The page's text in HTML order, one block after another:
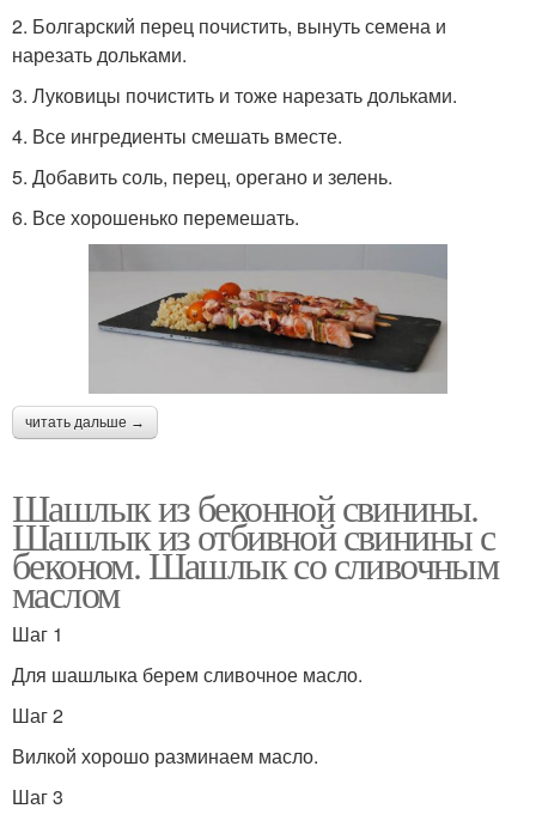
2. Болгарский перец почистить, вынуть семена и
нарезать дольками.
3. Луковицы почистить и тоже нарезать дольками.
4. Все ингредиенты смешать вместе.
5. Добавить соль, перец, орегано и зелень.
6. Все хорошенько перемешать.
читать дальше →
Шашлык из беконной свинины.
Шашлык из отбивной свинины с
беконом. Шашлык со сливочным
маслом
Шаг 1
Для шашлыка берем сливочное масло.
Шаг 2
Вилкой хорошо разминаем масло.
Шаг 3